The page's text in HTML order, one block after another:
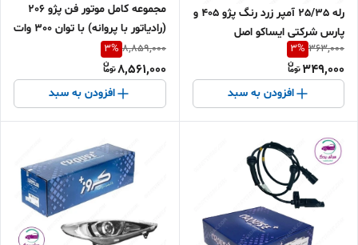
رله 25/35 آمپر زرد رنگ پژو 405 و
پارس شرکتی ایساکو اصل
0751300199
363,000
3%
349,000
افزودن به سبد
مجموعه کامل موتور فن پژو 206
(رادیاتور با پروانه) با توان 300 وات
شرکتی ایساکو اصل 1010103699
8,859,000
3%
8,561,000
افزودن به سبد